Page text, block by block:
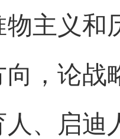
主义和
，论战
、启迪